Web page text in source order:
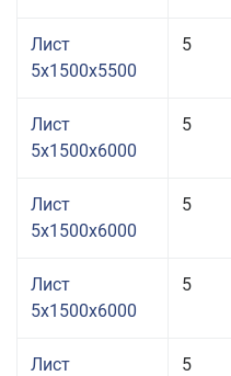
Лист
5x1500x5500
5
Лист
5x1500x6000
5
Лист
5x1500x6000
5
Лист
5x1500x6000
5
Лист
5